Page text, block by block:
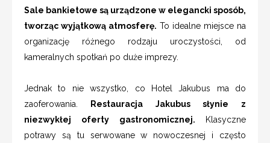
Sale bankietowe są urządzone w elegancki sposób,
tworząc wyjątkową atmosferę. To idealne miejsce na
organizację różnego rodzaju uroczystości, od
kameralnych spotkań po duże imprezy.
Jednak to nie wszystko, co Hotel Jakubus ma do
zaoferowania.
Restauracja Jakubus słynie z
niezwykłej oferty gastronomicznej.
Klasyczne
potrawy są tu serwowane w nowoczesnej i często